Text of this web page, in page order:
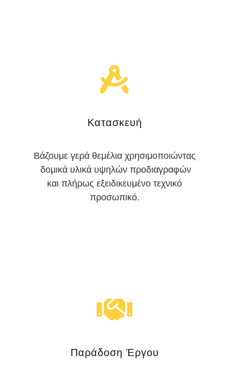
Κατασκευή
Βάζουμε γερά θεμέλια χρησιμοποιώντας
δομικά υλικά υψηλών προδιαγραφών
και πλήρως εξειδικευμένο τεχνικό
προσωπικό.
Παράδοση Έργου